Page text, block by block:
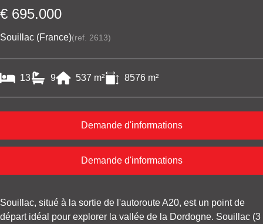
€ 695.000
Souillac (France)(ref. 2613)
13 9 537 m² 8576 m²
Demande d'informations
Demande d'informations
Souillac, situé à la sortie de l'autoroute A20, est un point de
départ idéal pour explorer la vallée de la Dordogne. Souillac (3